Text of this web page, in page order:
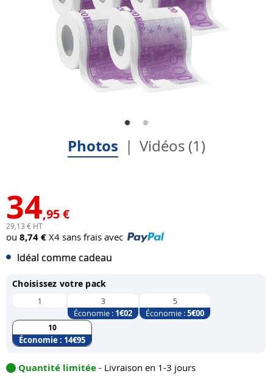
Photos Vidéos (1)
34,95 €
29,13 € HT
ou 8,74 € X4 sans frais avec
Idéal comme cadeau
Choisissez votre pack
1 3
Économie : 1€02
5
Économie :5€00
10
Économie : 14€95
Quantité limitée - Livraison en 1-3 jours